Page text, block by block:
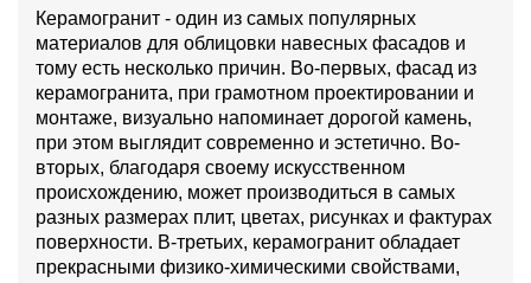
Керамогранит - один из самых популярных
материалов для облицовки навесных фасадов и
тому есть несколько причин. Во-первых, фасад из
керамогранита, при грамотном проектировании и
монтаже, визуально напоминает дорогой камень,
при этом выглядит современно и эстетично. Во-
вторых, благодаря своему искусственном
происхождению, может производиться в самых
разных размерах плит, цветах, рисунках и фактурах
поверхности. В-третьих, керамогранит обладает
прекрасными физико-химическими свойствами,